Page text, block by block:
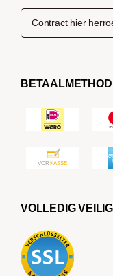
Contract hier
VOLLEDIG VEILIG